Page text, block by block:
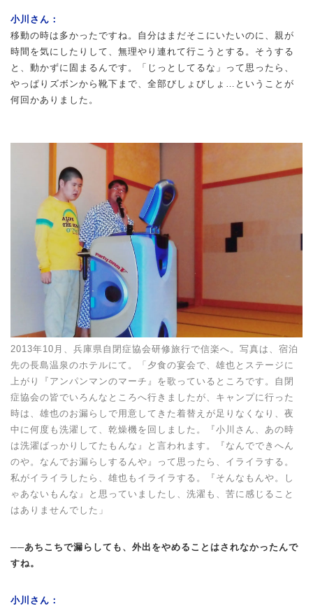
小川さん：
移動の時は多かったですね。自分はまだそこにいたいのに、親が
時間を気にしたりして、無理やり連れて行こうとする。そうする
と、動かずに固まるんです。「じっとしてるな」って思ったら、
やっぱりズボンから靴下まで、全部びしょびしょ…ということが
何回かありました。
2013年10月、兵庫県自閉症協会研修旅行で信楽へ。写真は、宿泊
先の長島温泉のホテルにて。「夕食の宴会で、雄也とステージに
上がり『アンパンマンのマーチ』を歌っているところです。自閉
症協会の皆でいろんなところへ行きましたが、キャンプに行った
時は、雄也のお漏らしで用意してきた着替えが足りなくなり、夜
中に何度も洗濯して、乾燥機を回しました。『小川さん、あの時
は洗濯ばっかりしてたもんな』と言われます。『なんでできへん
のや。なんでお漏らしするんや』って思ったら、イライラする。
私がイライラしたら、雄也もイライラする。『そんなもんや。し
ゃあないもんな』と思っていましたし、洗濯も、苦に感じること
はありませんでした」
──あちこちで漏らしても、外出をやめることはされなかったんで
すね。
小川さん：